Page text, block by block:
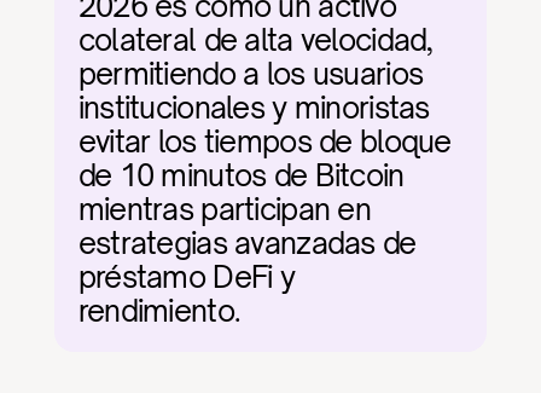
colateral de alta velocidad,
permitiendo a los usuarios
institucionales y minoristas
evitar los tiempos de bloque
de 10 minutos de Bitcoin
mientras participan en
estrategias avanzadas de
préstamo DeFi y
rendimiento.